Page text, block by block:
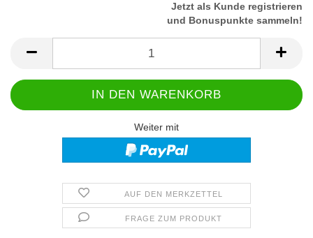
Jetzt als Kunde registrieren
und Bonuspunkte sammeln!
Weiter mit
AUF DEN MERKZETTEL
FRAGE ZUM PRODUKT